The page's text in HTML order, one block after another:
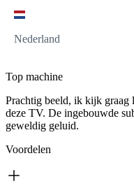
Nederland
Top machine
Prachtig beeld, ik kijk graag
deze TV. De ingebouwde
geweldig geluid.
Voordelen